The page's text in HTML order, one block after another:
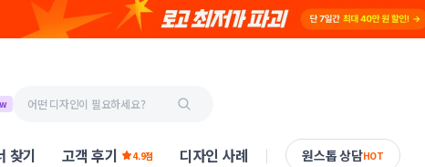
찾기 고객 후기 4.9점 디자인 사례 원스톱 상담HOT